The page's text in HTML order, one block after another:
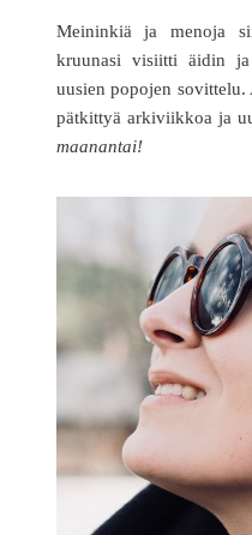
Meininkiä ja menoja
kruunasi visiitti äidin ja
uusien popojen
pätkittyä arkiviikkoa ja
maanantai!